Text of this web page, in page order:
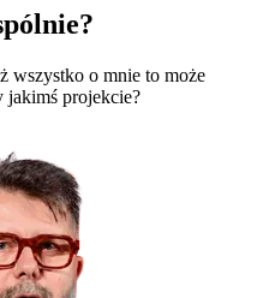
wszystko o mnie to może
jakimś projekcie?